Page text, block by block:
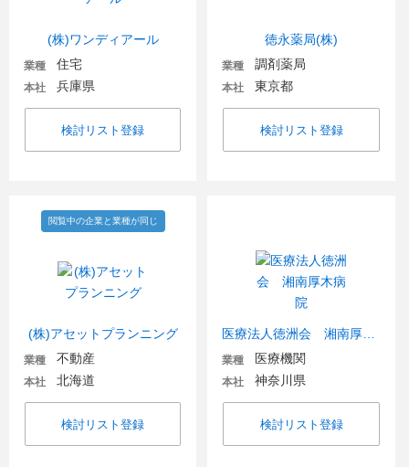
(株)ワンディアール
業種 住宅
本社 兵庫県
検討リスト登録
徳永薬局(株)
業種 調剤薬局
本社 東京都
検討リスト登録
(株)アセットプランニング
閲覧中の企業と業種が同じ
業種 不動産
本社 北海道
検討リスト登録
業種 医療機関
本社 神奈川県
検討リスト登録